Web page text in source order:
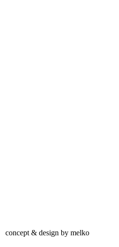
concept & design by melko